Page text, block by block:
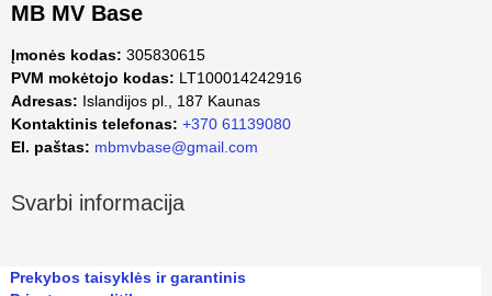
MB MV Base
Įmonės kodas: 305830615
PVM mokėtojo kodas: LT100014242916
Adresas: Islandijos pl., 187 Kaunas
Kontaktinis telefonas: +370 61139080
El. paštas: mbmvbase@gmail.com
Svarbi informacija
Prekybos taisyklės ir garantinis